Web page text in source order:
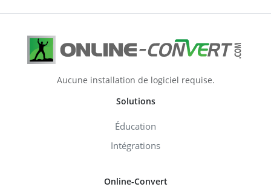
Aucune installation de logiciel requise.
Solutions
Éducation
Intégrations
Online-Convert